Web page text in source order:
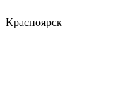
Красноярск